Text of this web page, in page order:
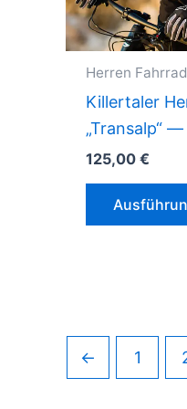
Herren
Killertaler
„Transalp“
125,00 €
← 1